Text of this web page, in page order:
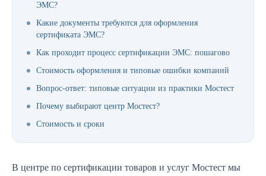
ЭМС?
Какие документы требуются для оформления
сертификата ЭМС?
Как проходит процесс сертификации ЭМС: пошагово
Стоимость оформления и типовые ошибки компаний
Вопрос-ответ: типовые ситуации из практики Мостест
Почему выбирают центр Мостест?
Стоимость и сроки
В центре по сертификации товаров и услуг Мостест мы